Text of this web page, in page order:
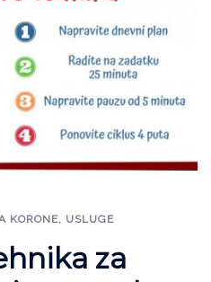
KORONE, USLUGE
za